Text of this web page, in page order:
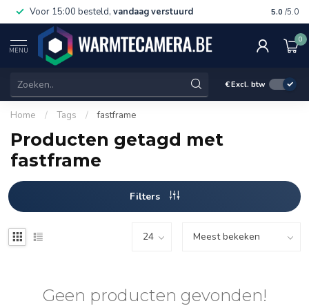
Voor 15:00 besteld, vandaag verstuurd Gratis
5.0 /5.0
MENU
0
€Excl. btw
Home / Tags / fastframe
Producten getagd met
fastframe
Filters
Geen producten gevonden!